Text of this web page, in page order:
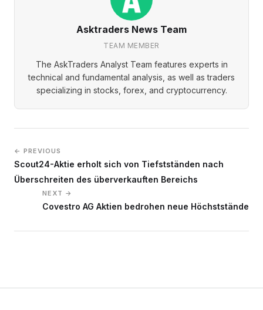
Asktraders News Team
TEAM MEMBER
The AskTraders Analyst Team features experts in
technical and fundamental analysis, as well as traders
specializing in stocks, forex, and cryptocurrency.
← PREVIOUS
Scout24-Aktie erholt sich von Tiefstständen nach
Überschreiten des überverkauften Bereichs
NEXT →
Covestro AG Aktien bedrohen neue Höchststände